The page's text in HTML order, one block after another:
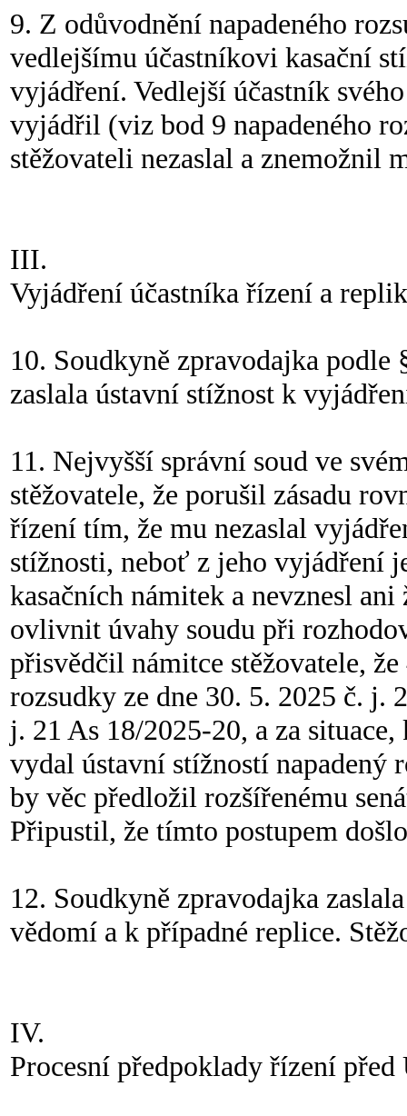
9. Z odůvodnění napadeného
vedlejšímu účastníkovi kasační
vyjádření. Vedlejší účastník
vyjádřil (viz bod 9 napadeného
stěžovateli nezaslal a znemožnil
III.
Vyjádření účastníka řízení a
10. Soudkyně zpravodajka podle
zaslala ústavní stížnost k
11. Nejvyšší správní soud ve
stěžovatele, že porušil zásadu
řízení tím, že mu nezaslal
stížnosti, neboť z jeho vyjádření
kasačních námitek a nevznesl
ovlivnit úvahy soudu při
přisvědčil námitce stěžovatele,
rozsudky ze dne 30. 5. 2025 č. j.
j. 21 As 18/2025-20, a za
vydal ústavní stížností napadený
by věc předložil rozšířenému
Připustil, že tímto postupem
12. Soudkyně zpravodajka
vědomí a k případné replice.
IV.
Procesní předpoklady řízení před